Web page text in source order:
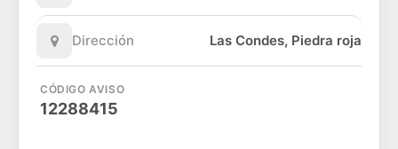
Dirección Las Condes, Piedra roja
CÓDIGO AVISO
12288415